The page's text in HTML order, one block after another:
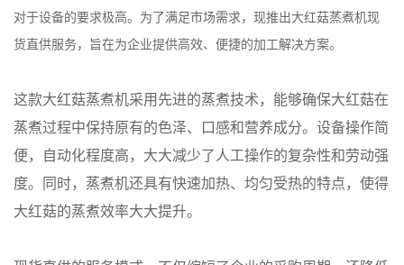
对于设备的要求极高。为了满足市场需求，现推出大红菇蒸煮机现
货直供服务，旨在为企业提供高效、便捷的加工解决方案。
这款大红菇蒸煮机采用先进的蒸煮技术，能够确保大红菇在
蒸煮过程中保持原有的色泽、口感和营养成分。设备操作简
便，自动化程度高，大大减少了人工操作的复杂性和劳动强
度。同时，蒸煮机还具有快速加热、均匀受热的特点，使得
大红菇的蒸煮效率大大提升。